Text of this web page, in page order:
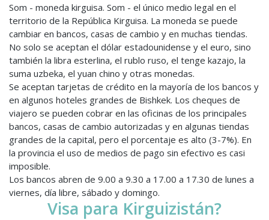
Som - moneda kirguisa. Som - el único medio legal en el
territorio de la República Kirguisa. La moneda se puede
cambiar en bancos, casas de cambio y en muchas tiendas.
No solo se aceptan el dólar estadounidense y el euro, sino
también la libra esterlina, el rublo ruso, el tenge kazajo, la
suma uzbeka, el yuan chino y otras monedas.
Se aceptan tarjetas de crédito en la mayoría de los bancos y
en algunos hoteles grandes de Bishkek. Los cheques de
viajero se pueden cobrar en las oficinas de los principales
bancos, casas de cambio autorizadas y en algunas tiendas
grandes de la capital, pero el porcentaje es alto (3-7%). En
la provincia el uso de medios de pago sin efectivo es casi
imposible.
Los bancos abren de 9.00 a 9.30 a 17.00 a 17.30 de lunes a
viernes, día libre, sábado y domingo.
Visa para Kirguizistán?